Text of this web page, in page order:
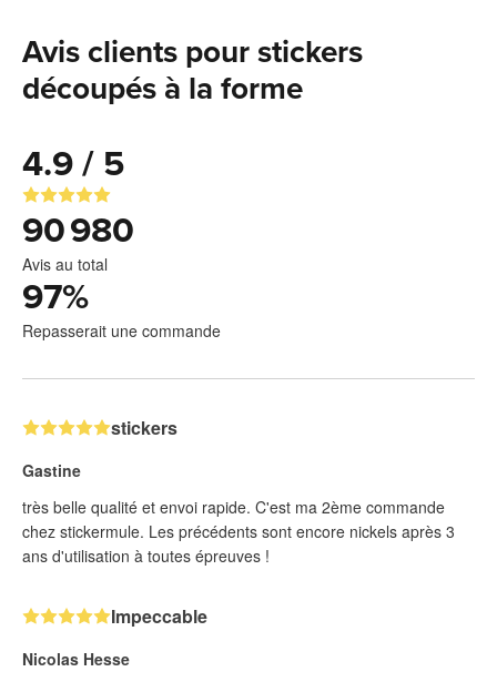
Avis clients pour stickers
découpés à la forme
4.9 / 5
90 980
Avis au total
97%
Repasserait une commande
stickers
Gastine
très belle qualité et envoi rapide. C'est ma 2ème commande
chez stickermule. Les précédents sont encore nickels après 3
ans d'utilisation à toutes épreuves !
Impeccable
Nicolas Hesse